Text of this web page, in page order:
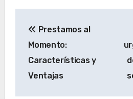
de
entradas
Prestamos al
Momento:
Características y
Ventajas